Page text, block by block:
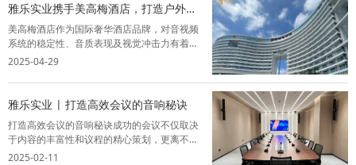
雅乐实业携手美高梅酒店，打造户外M
秀舞台视听盛宴
美高梅酒店作为国际奢华酒店品牌，对音视频
系统的稳定性、音质表现及视觉冲击力有着严
苛要求。雅乐实业凭借丰富的行业经验，为其
案，精选品牌设备，结合智能化控制技术，为
酒店呈现了一场声光交融的完美盛宴。项目背
景...
2025-04-29
雅乐实业 | 打造高效会议的音响秘诀
打造高效会议的音响秘诀成功的会议不仅取决
于内容的丰富性和议程的精心策划，更离不开
一套卓越的音视频系统。音视频系统能够让与
2025-02-11